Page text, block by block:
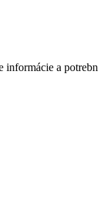
informácie a